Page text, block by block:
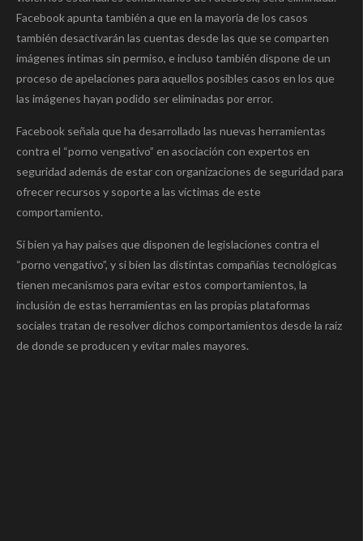
Facebook apunta también a que en la mayoría de los casos
también desactivarán las cuentas desde las que se comparten
imágenes íntimas sin permiso, e incluso también dispone de un
proceso de apelaciones para aquellos posibles casos en los que
las imágenes hayan podido ser eliminadas por error.
Facebook señala que ha desarrollado las nuevas herramientas
contra el “porno vengativo” en asociación con expertos en
seguridad además de estar con organizaciones de seguridad para
ofrecer recursos y soporte a las víctimas de este
comportamiento.
Si bien ya hay países que disponen de legislaciones contra el
“porno vengativo”, y si bien las distintas compañías tecnológicas
tienen mecanismos para evitar estos comportamientos, la
inclusión de estas herramientas en las propias plataformas
sociales tratan de resolver dichos comportamientos desde la raíz
de donde se producen y evitar males mayores.